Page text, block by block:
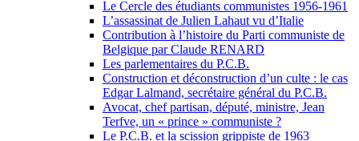
Le Cercle des étudiants communistes 1956-1961
L’assassinat de Julien Lahaut vu d’Italie
Contribution à l’histoire du Parti communiste de
Belgique par Claude RENARD
Les parlementaires du P.C.B.
Construction et déconstruction d’un culte : le cas
Edgar Lalmand, secrétaire général du P.C.B.
Avocat, chef partisan, député, ministre, Jean
Terfve, un « prince » communiste ?
Le P.C.B. et la scission grippiste de 1963